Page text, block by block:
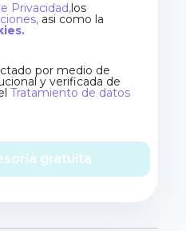
Privacidad,los
asi como la
por medio de
y verificada de
Tratamiento de datos
gratuita